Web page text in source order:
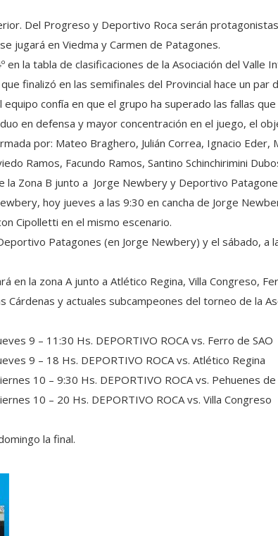
Del Progreso y Deportivo Roca serán
jugará en Viedma y Carmen de Patagones.
en la tabla de clasificaciones de la Asociación del Valle
finalizó en las semifinales del Provincial hace un par
confía en que el grupo ha superado las fallas
en defensa y mayor concentración en el juego, el
por: Mateo Braghero, Julián Correa, Ignacio Eder,
Ramos, Facundo Ramos, Santino Schinchirimini
la Zona B junto a Jorge Newbery y Deportivo
hoy jueves a las 9:30 en cancha de Jorge
Cipolletti en el mismo escenario.
Patagones (en Jorge Newbery) y el sábado, a
en la zona A junto a Atlético Regina, Villa Congreso,
Cárdenas y actuales subcampeones del torneo de la
9 – 11:30 Hs. DEPORTIVO ROCA vs. Ferro de SAO
9 – 18 Hs. DEPORTIVO ROCA vs. Atlético Regina
10 – 9:30 Hs. DEPORTIVO ROCA vs. Pehuenes
10 – 20 Hs. DEPORTIVO ROCA vs. Villa Congreso
la final.